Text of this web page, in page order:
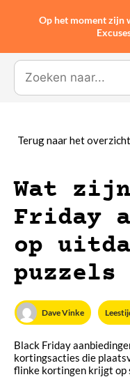
Wat
Friday
op
puzzels
Dave Vinke
Black Friday
kortingsacties die
flinke kortingen krijgt op
Op het moment zijn